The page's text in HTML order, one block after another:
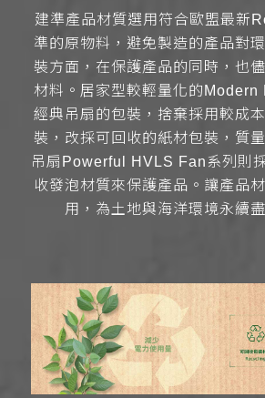
建準產品材質選用符合歐盟最新
準的原物料，避免製造的產品對
裝方面，在保護產品的同時，也
材料。居家型較輕量化的
經典吊扇的包裝，捨棄採用較成
裝，改採可回收的紙材包裝，質
吊扇Powerful HVLS Fan系列則
收發泡材質來保護產品。讓產品
用，為土地與海洋環境永續